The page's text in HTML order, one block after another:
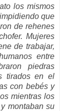
los mismos
que
de rehenes
Mujeres
de trabajar,
entre
piedras
tirados en el
con bebés y
mientras los
montaban su